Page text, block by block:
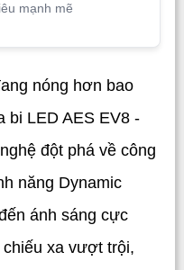
mạnh mẽ
nóng hơn bao
bi LED AES EV8 -
đột phá về công
năng Dynamic
ánh sáng cực
xa vượt trội,